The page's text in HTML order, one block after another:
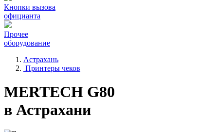
Кнопки вызова
официанта
Прочее
оборудование
Астрахань
Принтеры чеков
MERTECH G80
в Астрахани